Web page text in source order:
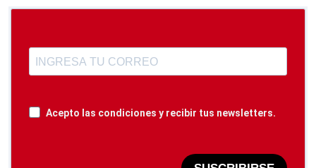
Acepto las condiciones y recibir tus newsletters.